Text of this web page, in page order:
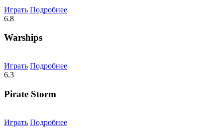
Играть Подробнее
6.8
Warships
Играть Подробнее
6.3
Pirate Storm
Играть Подробнее